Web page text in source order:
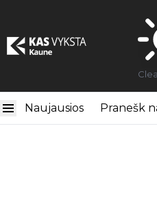
Naujausios Pranešk